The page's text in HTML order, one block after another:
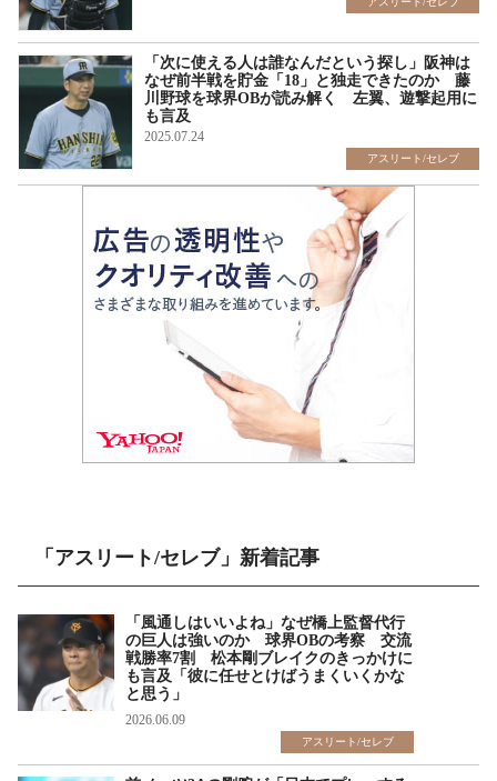
「次に使える人は誰なんだという探し」阪神は
なぜ前半戦を貯金「18」と独走できたのか 藤
川野球を球界OBが読み解く 左翼、遊撃起用に
も言及
2025.07.24
アスリート/セレブ
「アスリート/セレブ」新着記事
「風通しはいいよね」なぜ橋上監督代行
の巨人は強いのか 球界OBの考察 交流
戦勝率7割 松本剛ブレイクのきっかけに
も言及「彼に任せとけばうまくいくかな
と思う」
2026.06.09
アスリート/セレブ